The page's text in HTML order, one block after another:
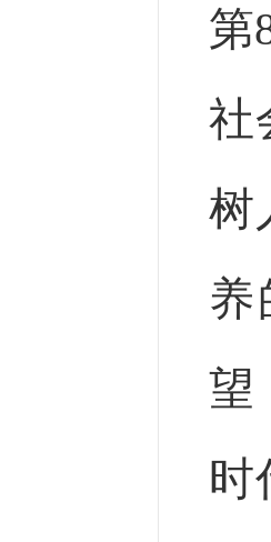
第
社
树
养
望
时